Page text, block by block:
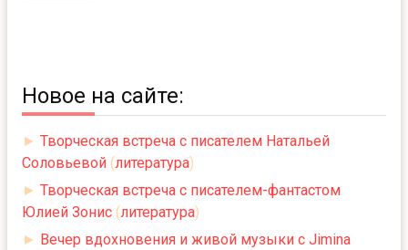
Новое на сайте:
► Творческая встреча с писателем Натальей
Соловьевой (литература)
► Творческая встреча с писателем-фантастом
Юлией Зонис (литература)
► Вечер вдохновения и живой музыки с Jimina